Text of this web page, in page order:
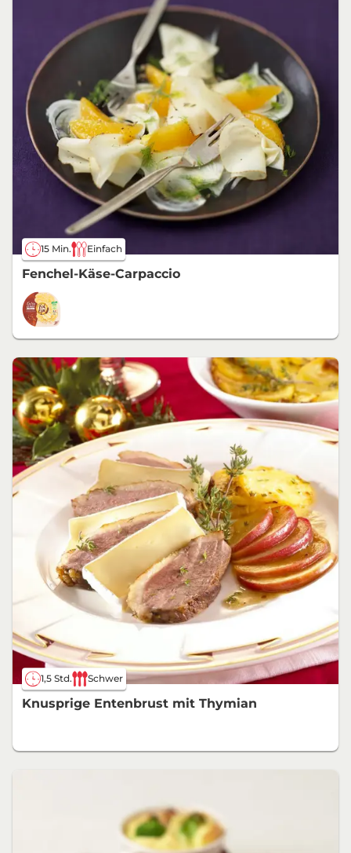
15 Min. Einfach
Fenchel-Käse-Carpaccio
1,5 Std. Schwer
Knusprige Entenbrust mit Thymian